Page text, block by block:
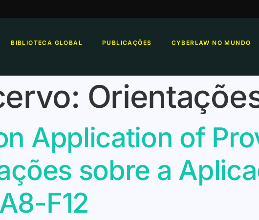
BIBLIOTECA GLOBAL PUBLICAÇÕES CYBERLAW NO MUNDO
Application of
sobre a
F12